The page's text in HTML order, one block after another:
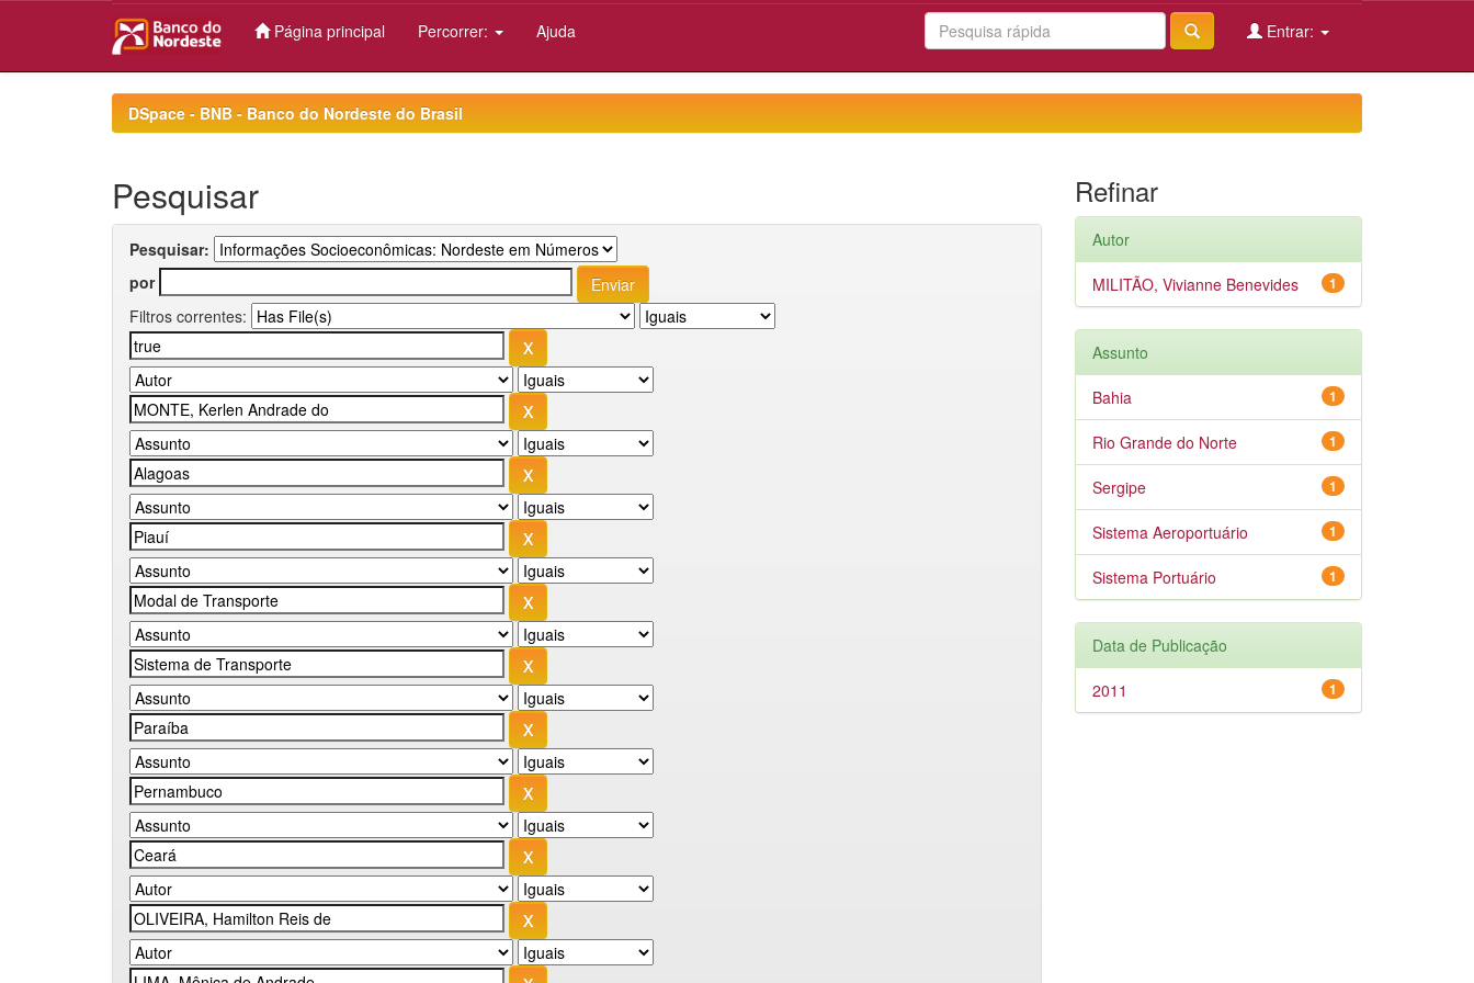
Página principal Percorrer: Ajuda Entrar:
DSpace - BNB - Banco do Nordeste do Brasil
Pesquisar
Pesquisar:
por
Filtros correntes:
Refinar
Autor
1
MILITÃO, Vivianne Benevides
Assunto
1
Bahia
1
Rio Grande do Norte
1
Sergipe
1
Sistema Aeroportuário
1
Sistema Portuário
Data de Publicação
1
2011